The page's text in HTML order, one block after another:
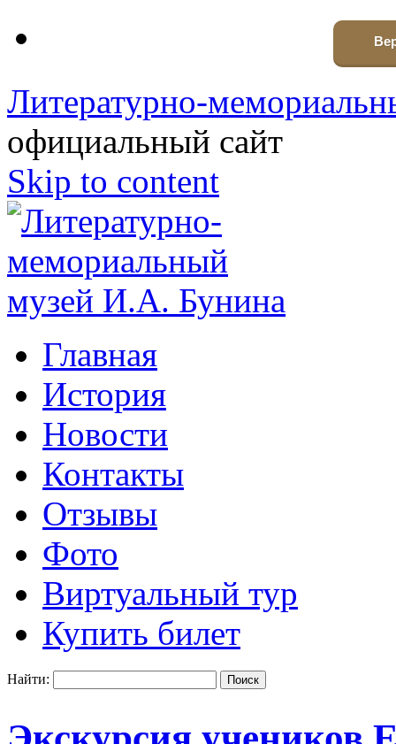
Литературно-
официальный сайт
Skip to content
Главная
История
Новости
Контакты
Отзывы
Фото
Виртуальный тур
Купить билет
Найти: